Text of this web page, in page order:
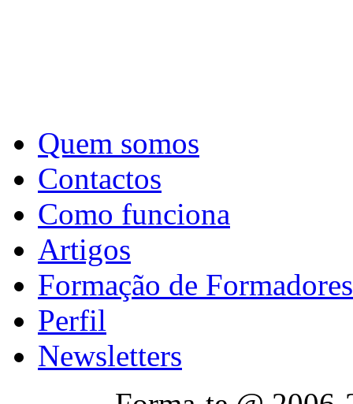
Quem somos
Contactos
Como funciona
Artigos
Formação de Formadores
Perfil
Newsletters